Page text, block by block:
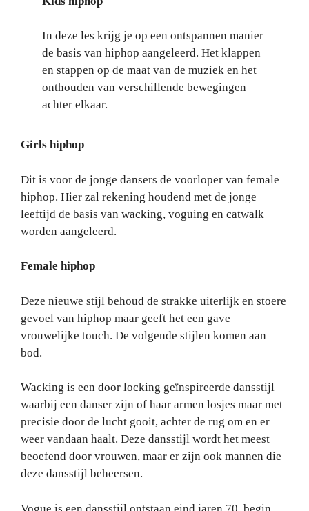
In deze les krijg je op een ontspannen manier
de basis van hiphop aangeleerd. Het klappen
en stappen op de maat van de muziek en het
onthouden van verschillende bewegingen
achter elkaar.
Girls hiphop
Dit is voor de jonge dansers de voorloper van female
hiphop. Hier zal rekening houdend met de jonge
leeftijd de basis van wacking, voguing en catwalk
worden aangeleerd.
Female hiphop
Deze nieuwe stijl behoud de strakke uiterlijk en stoere
gevoel van hiphop maar geeft het een gave
vrouwelijke touch. De volgende stijlen komen aan
bod.
Wacking is een door locking geïnspireerde dansstijl
waarbij een danser zijn of haar armen losjes maar met
precisie door de lucht gooit, achter de rug om en er
weer vandaan haalt. Deze dansstijl wordt het meest
beoefend door vrouwen, maar er zijn ook mannen die
deze dansstijl beheersen.